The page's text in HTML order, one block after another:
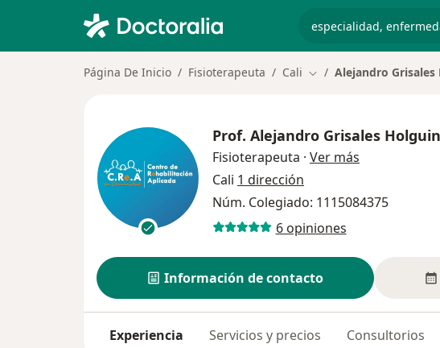
Página De Inicio Fisioterapeuta Cali Cambiar de ciudad
Alejandro Grisales
Prof. Alejandro Grisales Holguin
Fisioterapeuta · Ver más
Cali 1 dirección
Núm. Colegiado: 1115084375
6 opiniones
Información de contacto
Experiencia Servicios y precios Consultorios